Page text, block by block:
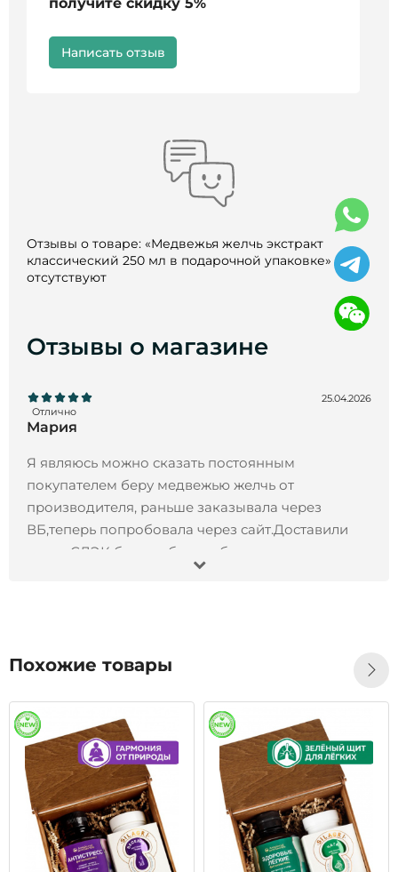
Отзывы о товаре: «Медвежья желчь экстракт
классический 250 мл в подарочной упаковке» пока
отсутствуют
Написать отзыв
Отзывы о магазине
Отлично
25.04.2026
Мария
Я являюсь можно сказать постоянным
покупателем беру медвежью желчь от
производителя, раньше заказывала через
ВБ,теперь попробовала через сайт.Доставили
через СДЭК без проблем и быстро.
отлично !!! Товар пришел точно в срок, продукт
Рекомендую)
Отлично
28.10.2024
Татьяна
Большое спасибо за быструю доставку,
качественную упаковку, одноразовые пипетки.
Сервис на высшем уровне!Это первый заказ,
Похожие товары